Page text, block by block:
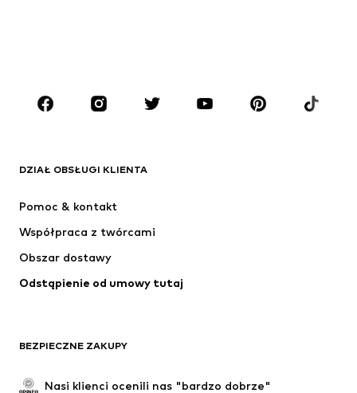
MARKI
Next
SUPERFIT
DZIAŁ OBSŁUGI KLIENTA
Pomoc & kontakt
Współpraca z twórcami
Obszar dostawy
Odstąpienie od umowy tutaj
BEZPIECZNE ZAKUPY
Nasi klienci ocenili nas "bardzo dobrze"